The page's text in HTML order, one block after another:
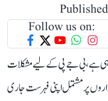
Follow us on:
رہی ہے، بی جے پی کے لیے مشکلات
ہیں۔ جب سے بی جے پی نے 67 امیدواروں پر مشتمل اپنی فہرست جاری